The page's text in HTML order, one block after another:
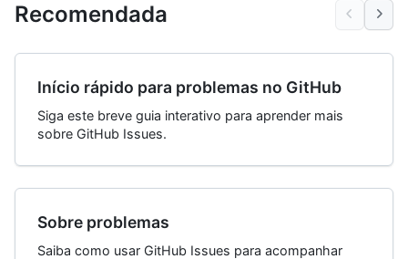
Recomendada
Início rápido para problemas no GitHub
Siga este breve guia interativo para aprender mais
sobre GitHub Issues.
Sobre problemas
Saiba como usar GitHub Issues para acompanhar